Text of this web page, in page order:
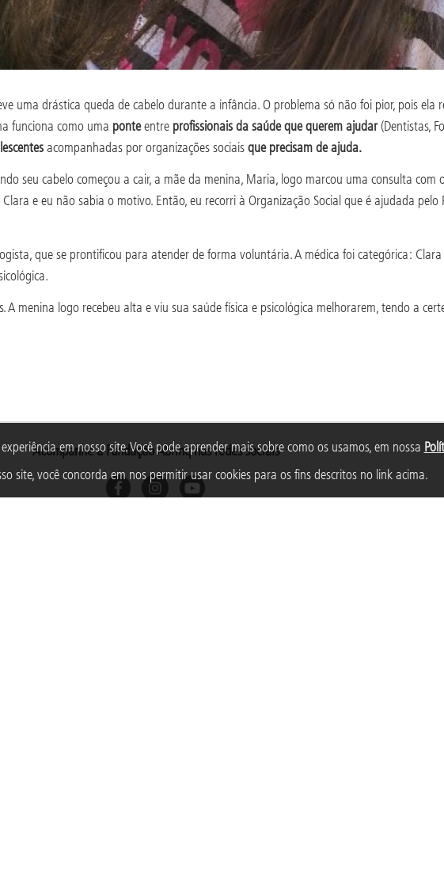
em nosso site. Você pode aprender mais sobre como os usamos, em nossa
site, você concorda em nos permitir usar cookies para os fins descritos no link acima.
uma drástica queda de cabelo durante a infância. O problema só não foi pior, pois ela
funciona como uma ponteentre profissionais da saúde que querem ajudar(Dentistas,
acompanhadas por organizações sociaisque precisam de ajuda.
seu cabelo começou a cair, a mãe da menina, Maria, logo marcou uma consulta com
e eu não sabia o motivo. Então, eu recorri à Organização Social que é ajudada
que se prontificou para atender de forma voluntária. A médica foi categórica:
.
menina logo recebeu alta e viu sua saúde física e psicológica melhorarem, tendo a
Acompanhe a Fundação Abrinq nas redes sociais